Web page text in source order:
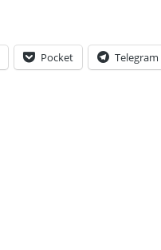
Pocket Telegram